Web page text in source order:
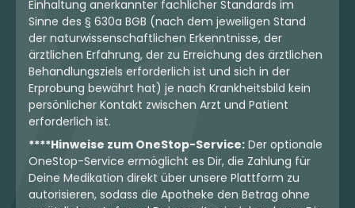
Einhaltung anerkannter fachlicher Standards im
Sinne des § 630a BGB (nach dem jeweiligen Stand
der naturwissenschaftlichen Erkenntnisse, der
ärztlichen Erfahrung, der zu Erreichung des ärztlichen
Behandlungsziels erforderlich ist und sich in der
Erprobung bewährt hat) je nach Krankheitsbild kein
persönlicher Kontakt zwischen Arzt und Patient
erforderlich ist.
****Hinweise zum OneStop-Service: Der optionale
OneStop-Service ermöglicht es Dir, die Zahlung für
Deine Medikation direkt über unsere Plattform zu
autorisieren, sodass die Apotheke den Betrag ohne